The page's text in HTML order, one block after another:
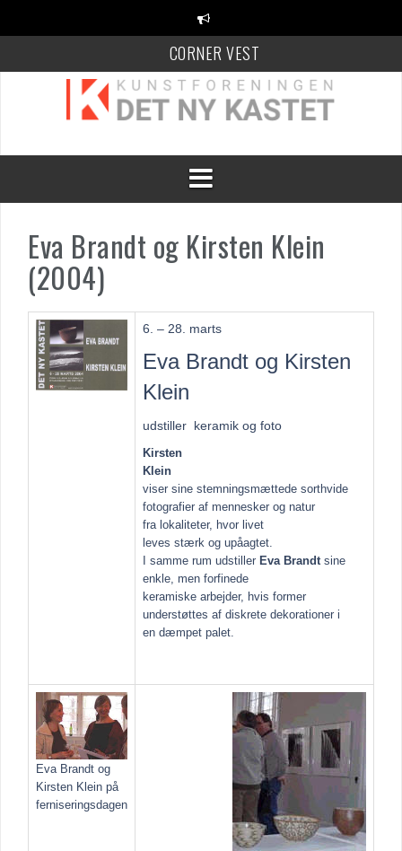
CORNER VEST
KANT Festival
100 Danske Keramikere
Eva Brandt og Kirsten Klein
(2004)
6. – 28. marts
Eva Brandt og Kirsten
Klein
udstiller keramik og foto
Kirsten
Klein
viser sine stemningsmættede sorthvide
fotografier af mennesker og natur
fra lokaliteter, hvor livet
leves stærk og upåagtet.
I samme rum udstiller Eva Brandt sine
enkle, men forfinede
keramiske arbejder, hvis former
understøttes af diskrete dekorationer i
en dæmpet palet.
Eva Brandt og
Kirsten Klein på
ferniseringsdagen